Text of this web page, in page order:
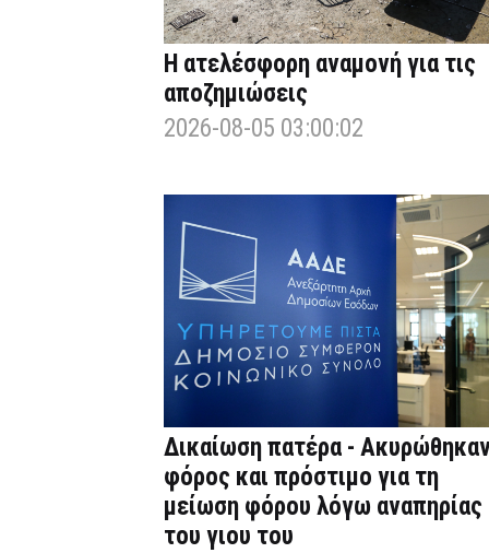
Η ατελέσφορη αναμονή για τις
αποζημιώσεις
2026-08-05 03:00:02
Δικαίωση πατέρα -
φόρος και πρόστιμο για τη
μείωση φόρου λόγω αναπηρίας
του γιου του